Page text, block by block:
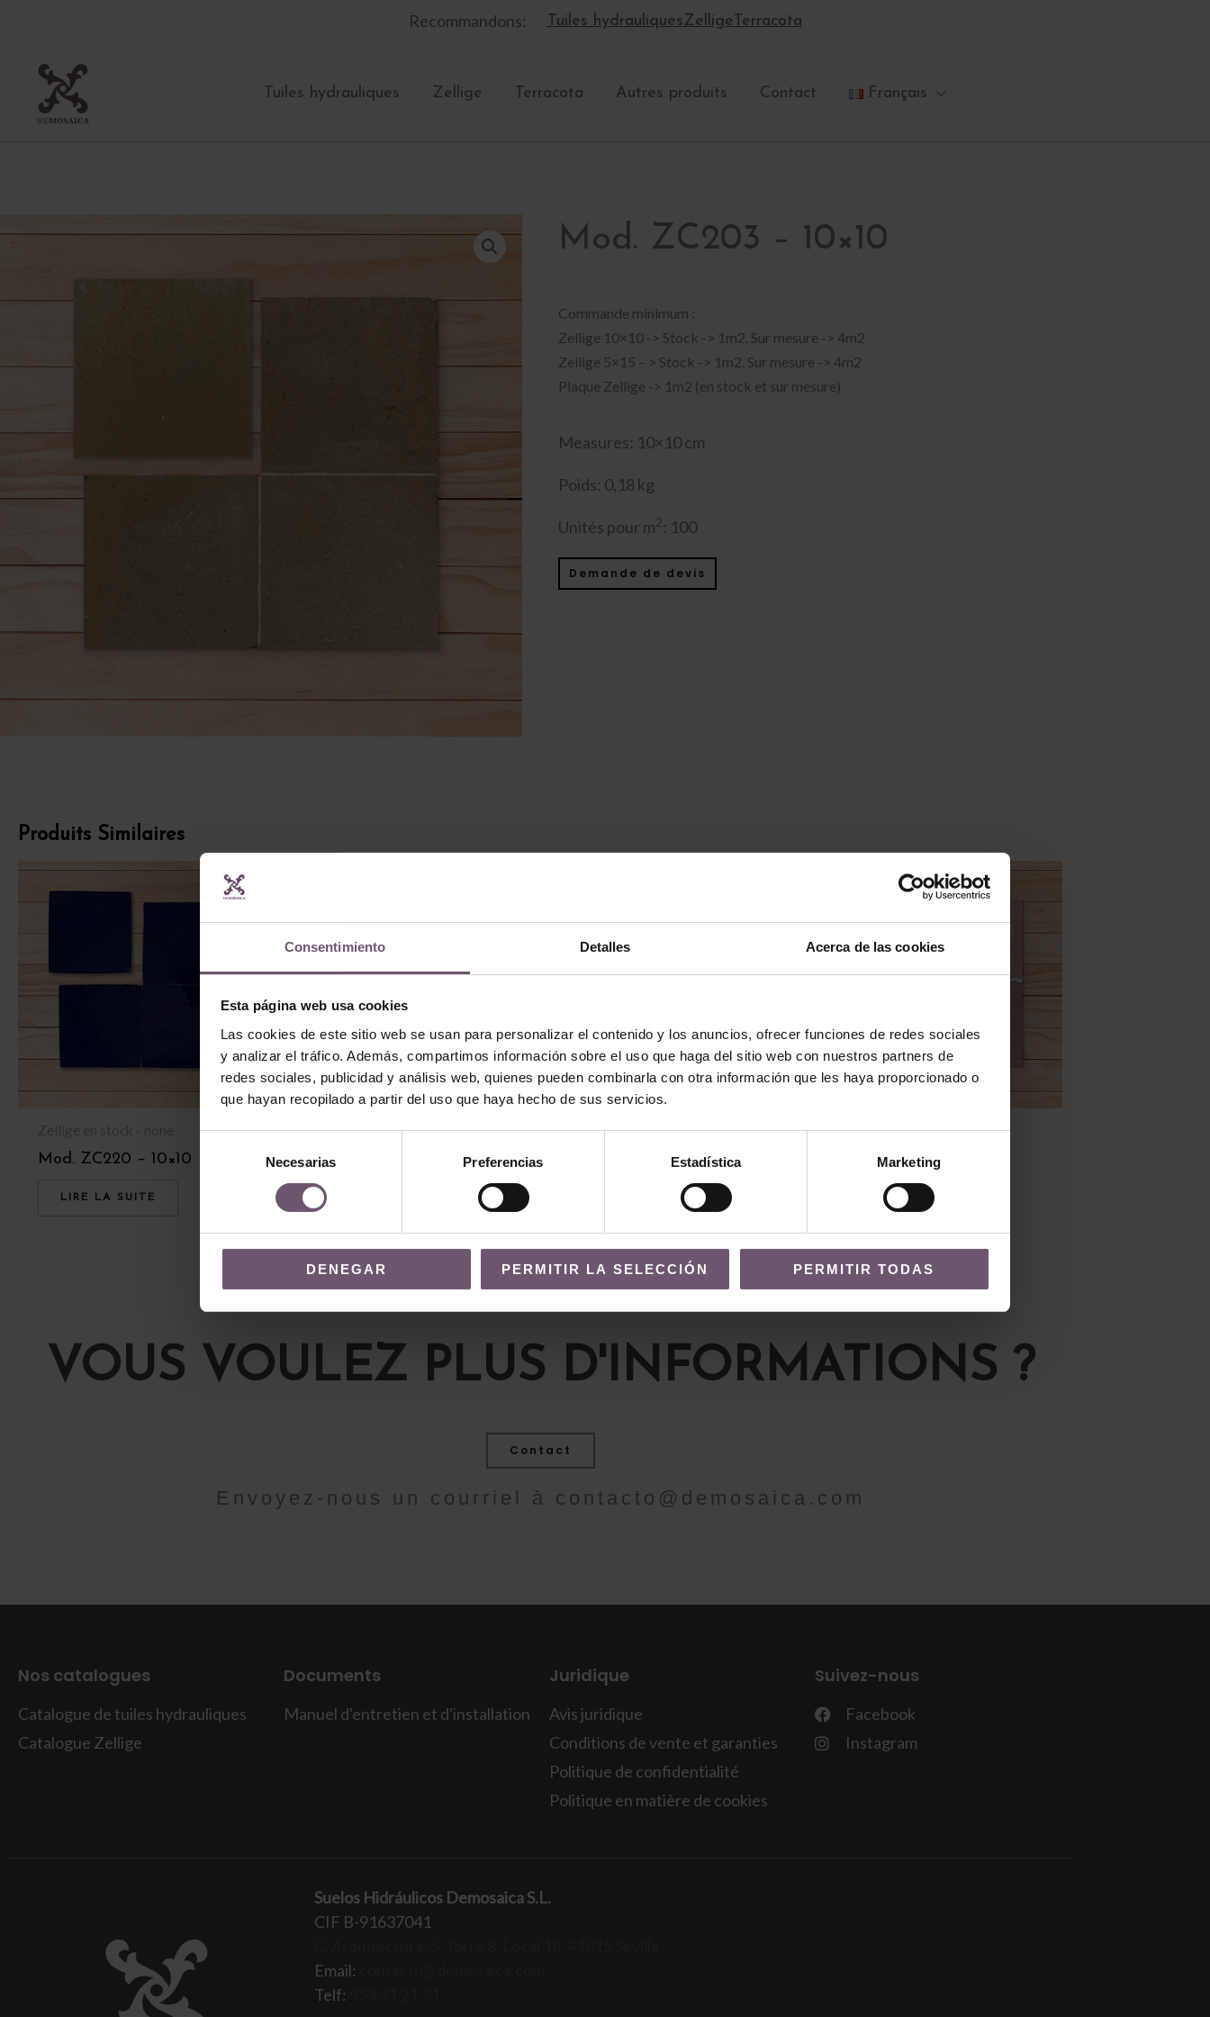
Consentimiento Detalles Acerca de las cookies
Esta página web usa cookies
Las cookies de este sitio web se usan para personalizar el contenido y los anuncios, ofrecer funciones de redes sociales
y analizar el tráfico. Además, compartimos información sobre el uso que haga del sitio web con nuestros partners de
redes sociales, publicidad y análisis web, quienes pueden combinarla con otra información que les haya proporcionado o
que hayan recopilado a partir del uso que haya hecho de sus servicios.
consentimiento
Necesarias Preferencias Estadística Marketing
DENEGAR PERMITIR LA SELECCIÓN PERMITIR TODAS
contenu
Recommandons: Tuiles hydrauliquesZellige Terracota
Tuiles hydrauliques Zellige Terracota Autres produits Contact Français
Mod. ZC203 – 10×10
Commande minimum :
Zellige 10×10 -> Stock -> 1m2. Sur mesure -> 4m2
Zellige 5×15 – > Stock -> 1m2. Sur mesure -> 4m2
Plaque Zellige -> 1m2 (en stock et sur mesure)
Measures: 10×10 cm
Poids: 0,18 kg
Unités pour m2: 100
Demande de devis
Produits Similaires
Mod. ZC220 – 10×10
LIRE LA SUITE
Zellige en stock - none
Mod. ZC201 – 10×10
LIRE LA SUITE
Zellige en stock - none
Mod. ZC204 – 15x15cm
LIRE LA SUITE
Zellige en stock - none
Mod. ZC209 – 10×10
LIRE LA SUITE
VOUS VOULEZ PLUS D'INFORMATIONS ?
Contact
Envoyez-nous un courriel à contacto@demosaica.com
Nos catalogues
Catalogue de tuiles hydrauliques
Catalogue Zellige
Documents
Manuel d'entretien et d'installation
Juridique
Avis juridique
Conditions de vente et garanties
Politique de confidentialité
Politique en matière de cookies
Suivez-nous
Facebook
Instagram
Suelos Hidráulicos Demosaica S.L.
CIF B-91637041
Email:
Telf: